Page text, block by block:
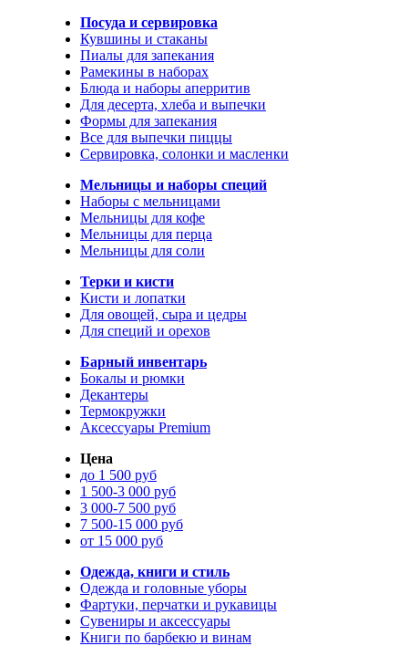
Посуда и сервировка
Кувшины и стаканы
Пиалы для запекания
Рамекины в наборах
Блюда и наборы аперритив
Для десерта, хлеба и выпечки
Формы для запекания
Все для выпечки пиццы
Сервировка, солонки и масленки
Мельницы и наборы специй
Наборы с мельницами
Мельницы для кофе
Мельницы для перца
Мельницы для соли
Терки и кисти
Кисти и лопатки
Для овощей, сыра и цедры
Для специй и орехов
Барный инвентарь
Бокалы и рюмки
Декантеры
Термокружки
Аксессуары Premium
Цена
до 1 500 руб
1 500-3 000 руб
3 000-7 500 руб
7 500-15 000 руб
от 15 000 руб
Одежда, книги и стиль
Одежда и головные уборы
Фартуки, перчатки и рукавицы
Сувениры и аксессуары
Книги по барбекю и винам